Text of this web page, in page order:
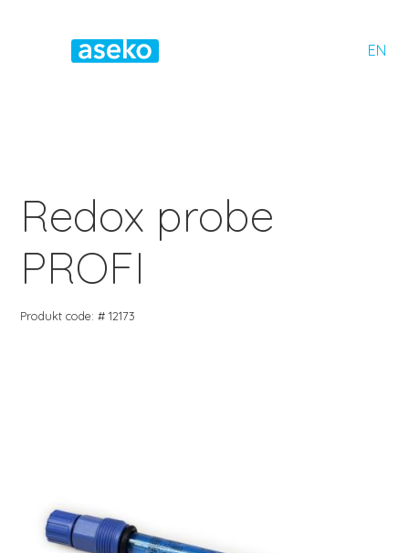
EN
Redox probe
PROFI
Produkt code: # 12173